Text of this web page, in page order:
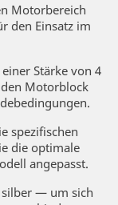
Motorbereich
den Einsatz im
Stärke von 4
Motorblock
spezifischen
die optimale
angepasst.
— um sich